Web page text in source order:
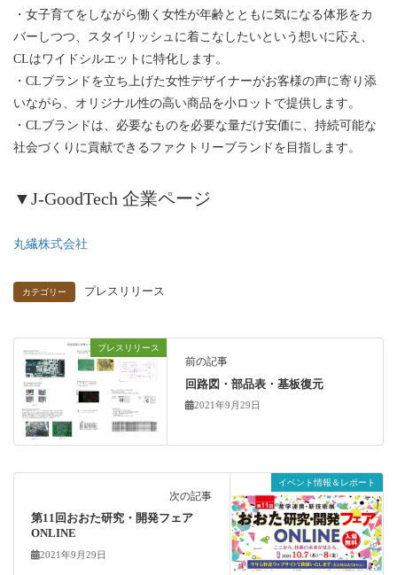
・女子育てをしながら働く女性が年齢とともに気になる体形をカ
バーしつつ、スタイリッシュに着こなしたいという想いに応え、
CLはワイドシルエットに特化します。
・CLブランドを立ち上げた女性デザイナーがお客様の声に寄り添
いながら、オリジナル性の高い商品を小ロットで提供します。
・CLブランドは、必要なものを必要な量だけ安価に、持続可能な
社会づくりに貢献できるファクトリーブランドを目指します。
▼J-GoodTech 企業ページ
丸繊株式会社
カテゴリー プレスリリース
プレスリリース
前の記事
回路図・部品表・基板復元
2021年9月29日
イベント情報＆レポート
次の記事
第11回おおた研究・開発フェア
ONLINE
2021年9月29日